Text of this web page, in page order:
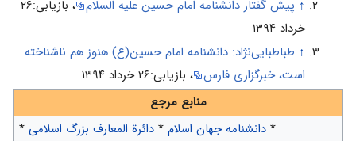
↑ پیش گفتار دانشنامه امام حسین علیه السلام
، بازیابی:۲۶
خرداد ۱۳۹۴
↑ طباطبایی‌نژاد: دانشنامه امام حسین(ع) هنوز هم ناشناخته
است، خبرگزاری فارس ، بازیابی:۲۶ خرداد ۱۳۹۴
منابع مرجع
* دانشنامه جهان اسلام* دائرة المعارف بزرگ اسلامی*